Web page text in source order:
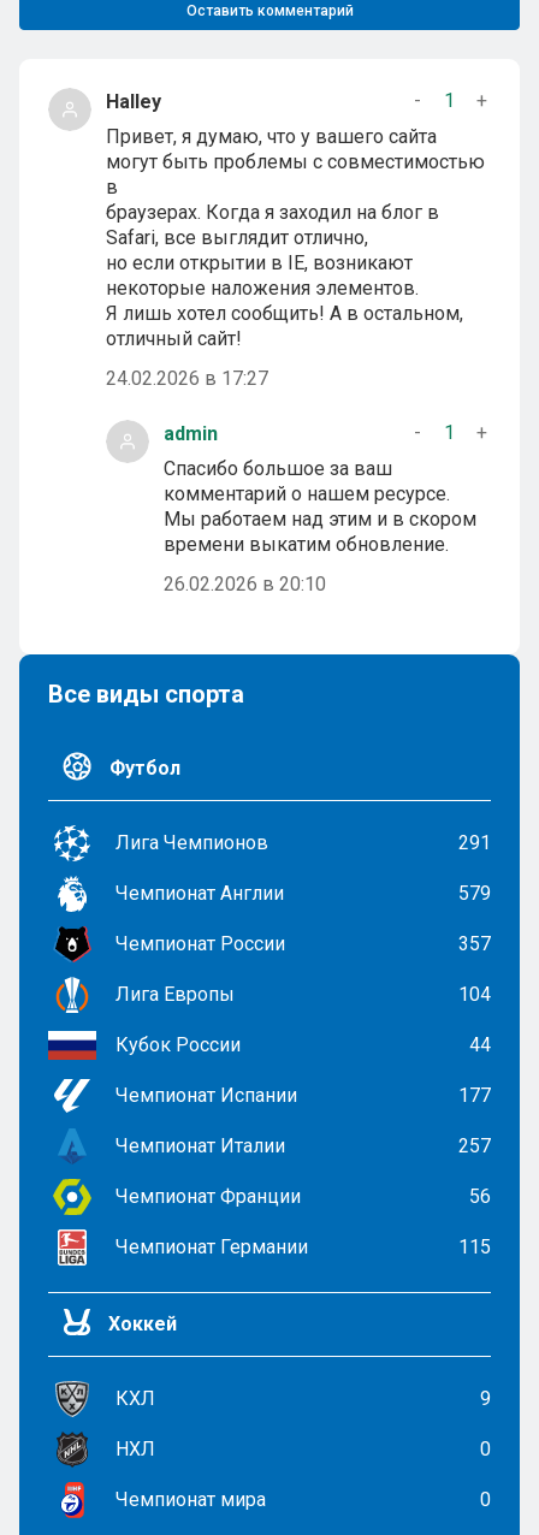
Оставить комментарий
Halley - 1
+
Привет, я думаю, что у вашего сайта
могут быть проблемы с совместимостью
в
браузерах. Когда я заходил на блог в
Safari, все выглядит отлично,
но если открытии в IE, возникают
некоторые наложения элементов.
Я лишь хотел сообщить! А в остальном,
отличный сайт!
24.02.2026 в 17:27
admin - 1
+
Спасибо большое за ваш
комментарий о нашем ресурсе.
Мы работаем над этим и в скором
времени выкатим обновление.
26.02.2026 в 20:10
Все виды спорта
Футбол
Лига Чемпионов 291
Чемпионат Англии 579
Чемпионат России 357
Лига Европы 104
Кубок России 44
Чемпионат Испании 177
Чемпионат Италии 257
Чемпионат Франции 56
Чемпионат Германии 115
Хоккей
КХЛ 9
НХЛ 0
Чемпионат мира 0